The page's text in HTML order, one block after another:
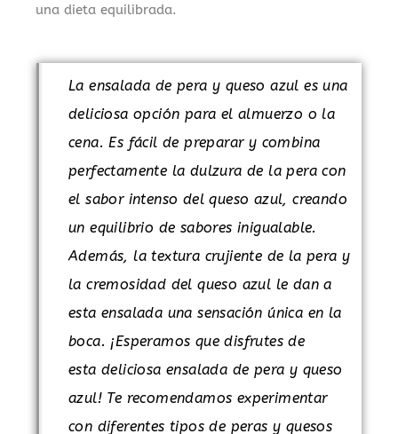
una dieta equilibrada.
La ensalada de pera y queso azul es una
deliciosa opción para el almuerzo o la
cena. Es fácil de preparar y combina
perfectamente la dulzura de la pera con
el sabor intenso del queso azul, creando
un equilibrio de sabores inigualable.
Además, la textura crujiente de la pera y
la cremosidad del queso azul le dan a
esta ensalada una sensación única en la
boca. ¡Esperamos que disfrutes de
esta deliciosa ensalada de pera y queso
azul! Te recomendamos experimentar
con diferentes tipos de peras y quesos